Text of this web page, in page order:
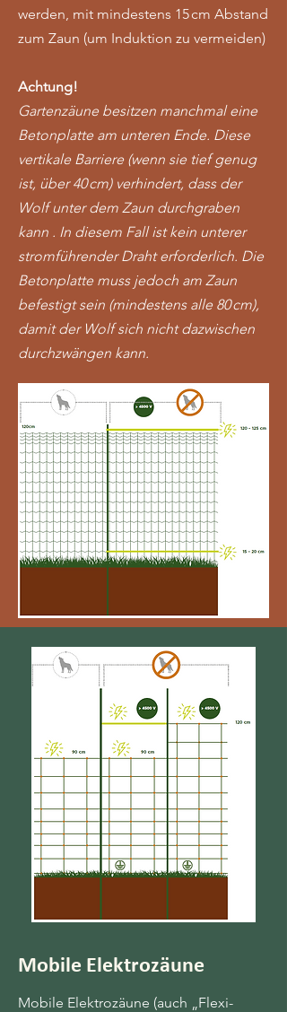
werden, mit mindestens 15 cm Abstand
zum Zaun (um Induktion zu vermeiden)
Achtung!
Gartenzäune besitzen manchmal eine
Betonplatte am unteren Ende. Diese
vertikale Barriere (wenn sie tief genug
ist, über 40 cm) verhindert, dass der
Wolf unter dem Zaun durchgraben
kann . In diesem Fall ist kein unterer
stromführender Draht erforderlich. Die
Betonplatte muss jedoch am Zaun
befestigt sein (mindestens alle 80 cm),
damit der Wolf sich nicht dazwischen
durchzwängen kann.
Mobile Elektrozäune
Mobile Elektrozäune (auch „Flexi-